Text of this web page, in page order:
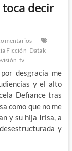
toca decir
Ficción Datak
tv
desgracia me
y el alto
Defiance tras
como que no me
y su hija Irisa, a
y